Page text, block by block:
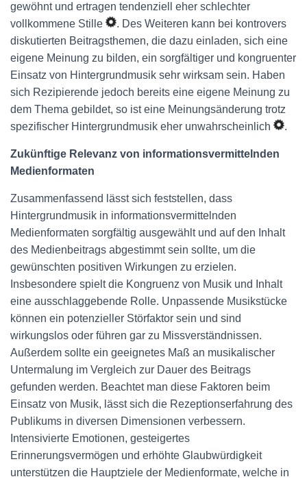
gewöhnt und ertragen tendenziell eher schlechter
vollkommene Stille
. Des Weiteren kann bei kontrovers
diskutierten Beitragsthemen, die dazu einladen, sich eine
eigene Meinung zu bilden, ein sorgfältiger und kongruenter
Einsatz von Hintergrundmusik sehr wirksam sein. Haben
sich Rezipierende jedoch bereits eine eigene Meinung zu
dem Thema gebildet, so ist eine Meinungsänderung trotz
spezifischer Hintergrundmusik eher unwahrscheinlich
.
Zukünftige Relevanz von informationsvermittelnden
Medienformaten
Zusammenfassend lässt sich feststellen, dass
Hintergrundmusik in informationsvermittelnden
Medienformaten sorgfältig ausgewählt und auf den Inhalt
des Medienbeitrags abgestimmt sein sollte, um die
gewünschten positiven Wirkungen zu erzielen.
Insbesondere spielt die Kongruenz von Musik und Inhalt
eine ausschlaggebende Rolle. Unpassende Musikstücke
können ein potenzieller Störfaktor sein und sind
wirkungslos oder führen gar zu Missverständnissen.
Außerdem sollte ein geeignetes Maß an musikalischer
Untermalung im Vergleich zur Dauer des Beitrags
gefunden werden. Beachtet man diese Faktoren beim
Einsatz von Musik, lässt sich die Rezeptionserfahrung des
Publikums in diversen Dimensionen verbessern.
Intensivierte Emotionen, gesteigertes
Erinnerungsvermögen und erhöhte Glaubwürdigkeit
unterstützen die Hauptziele der Medienformate, welche in